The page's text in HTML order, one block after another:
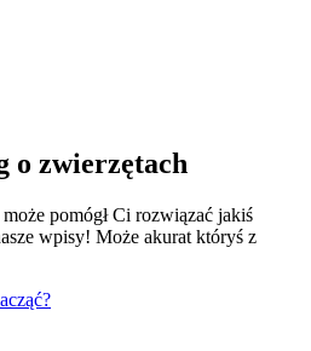
o zwierzętach
pomógł Ci rozwiązać jakiś
wpisy! Może akurat któryś z